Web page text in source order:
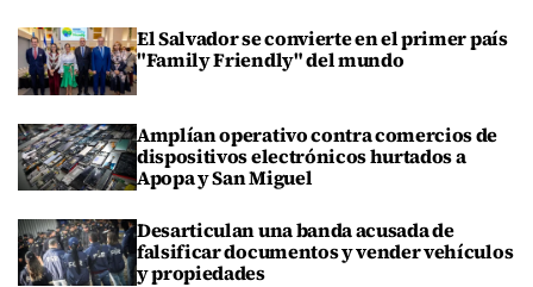
El Salvador se convierte en el primer país
"Family Friendly" del mundo
Amplían operativo contra comercios de
dispositivos electrónicos hurtados a
Apopa y San Miguel
Desarticulan una banda acusada de
falsificar documentos y vender vehículos
y propiedades